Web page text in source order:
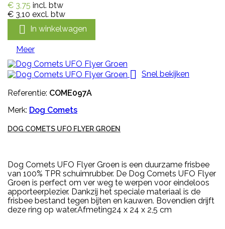
€ 3,75 incl. btw
€ 3,10 excl. btw
 In winkelwagen
Meer
 Snel bekijken
Referentie: COME097A
Merk: Dog Comets
DOG COMETS UFO FLYER GROEN
Dog Comets UFO Flyer Groen is een duurzame frisbee
van 100% TPR schuimrubber. De Dog Comets UFO Flyer
Groen is perfect om ver weg te werpen voor eindeloos
apporteerplezier. Dankzij het speciale materiaal is de
frisbee bestand tegen bijten en kauwen. Bovendien drijft
deze ring op water.Afmeting24 x 24 x 2,5 cm